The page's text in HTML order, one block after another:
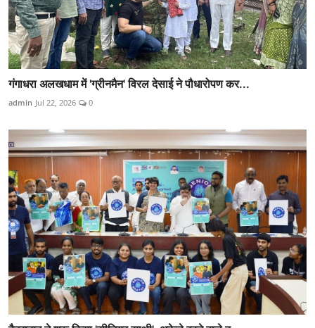
गंगाधरा अलखधाम में 'ग्रीनमैन' विरल देसाई ने पौधारोपण कर...
admin Jul 22, 2026 0